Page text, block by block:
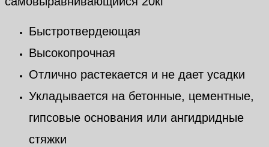
Быстротвердеющая
Высокопрочная
Отлично растекается и не дает усадки
Укладывается на бетонные, цементные,
гипсовые основания или ангидридные
стяжки